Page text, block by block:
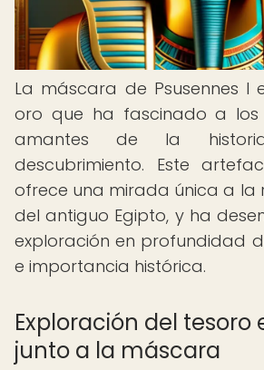
La máscara de Psusennes I
oro que ha fascinado a los
amantes de la
descubrimiento. Este
ofrece una mirada única a la
del antiguo Egipto, y ha
exploración en profundidad
e importancia histórica.
Exploración del
junto a la máscara